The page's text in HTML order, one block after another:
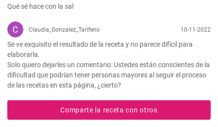
Qué sé hace con la sal
Claudia_Gonzalez_Tarifeno 10-11-2022
Se ve exquisito el resultado de la receta y no parece difícil para
elaborarla.
Solo quiero dejarles un comentario: Ustedes están conscientes de la
dificultad que podrían tener personas mayores al seguir el proceso
de las recetas en esta página, ¿cierto?
Comparte la receta con otros